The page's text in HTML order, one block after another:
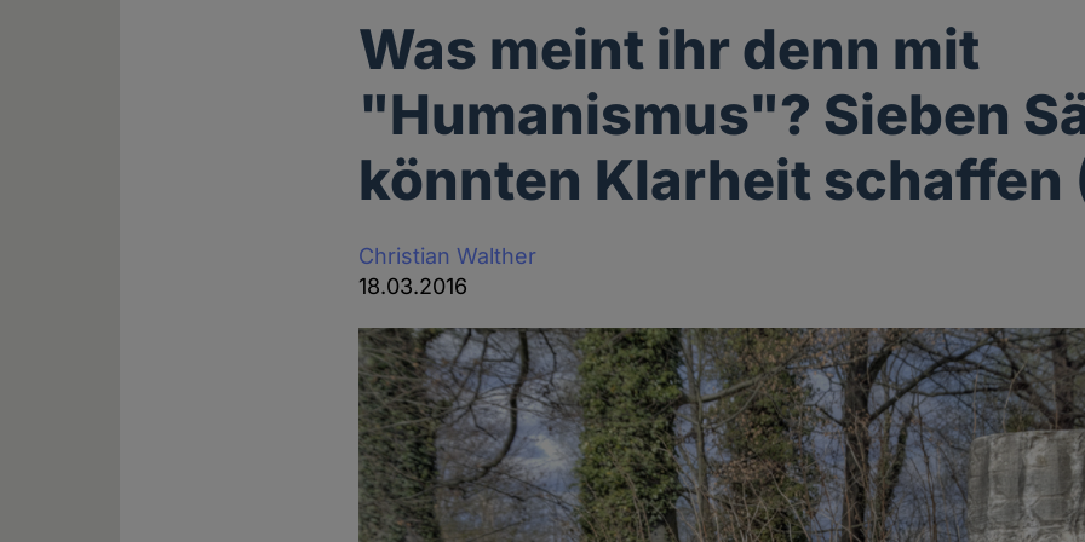
Was meint ihr denn mit
"Humanismus"? Sieben
könnten Klarheit schaffen
Christian Walther
18.03.2016